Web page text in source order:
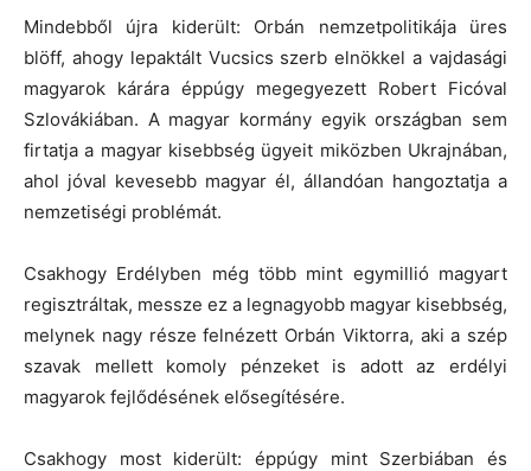
Mindebből újra kiderült: Orbán nemzetpolitikája üres
blöff, ahogy lepaktált Vucsics szerb elnökkel a vajdasági
magyarok kárára éppúgy megegyezett Robert Ficóval
Szlovákiában. A magyar kormány egyik országban sem
firtatja a magyar kisebbség ügyeit miközben Ukrajnában,
ahol jóval kevesebb magyar él, állandóan hangoztatja a
nemzetiségi problémát.
Csakhogy Erdélyben még több mint egymillió magyart
regisztráltak, messze ez a legnagyobb magyar kisebbség,
melynek nagy része felnézett Orbán Viktorra, aki a szép
szavak mellett komoly pénzeket is adott az erdélyi
magyarok fejlődésének elősegítésére.
Csakhogy most kiderült: éppúgy mint Szerbiában és